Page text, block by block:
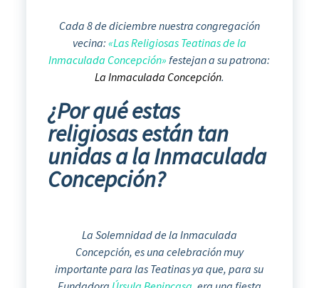
Cada 8 de diciembre nuestra congregación
vecina: «LasReligiosas Teatinas de la
Inmaculada Concepción» festejan a su patrona:
La Inmaculada Concepción.
¿Por qué estas
religiosas están tan
unidas a la Inmaculada
Concepción?
La Solemnidad de la Inmaculada
Concepción, es una celebración muy
importante para las Teatinas ya que, para su